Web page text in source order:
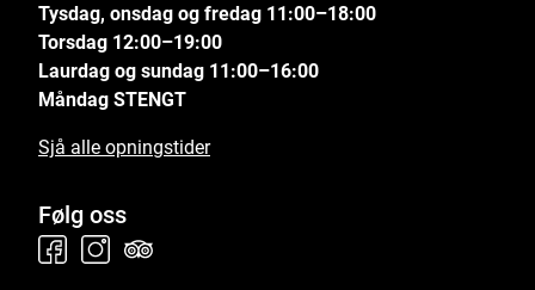
Tysdag, onsdag og fredag 11:00–18:00
Torsdag 12:00–19:00
Laurdag og sundag 11:00–16:00
Måndag STENGT
Sjå alle opningstider
Følg oss